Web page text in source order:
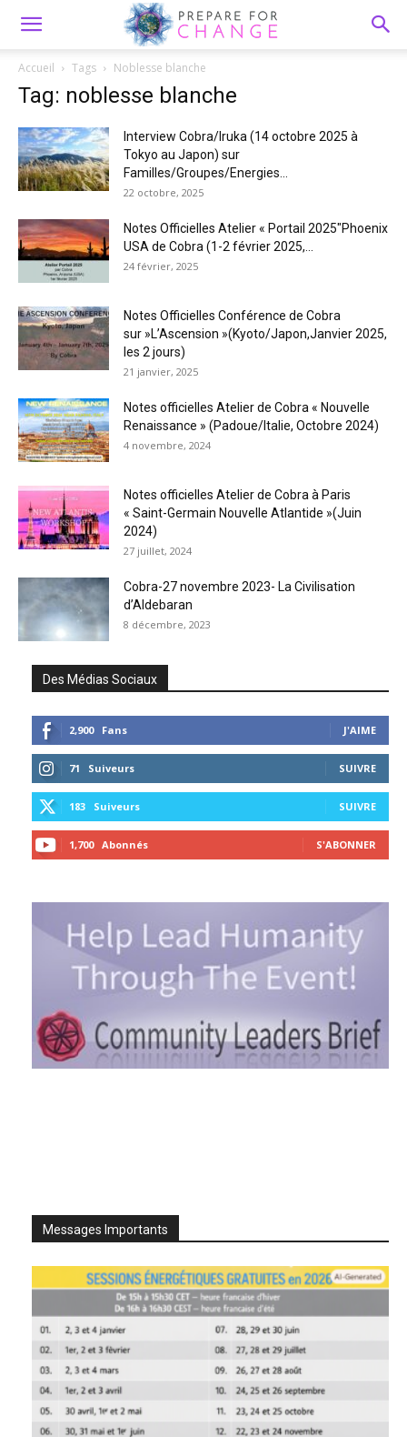
Accueil Tags Noblesse blanche
Tag: noblesse blanche
Interview Cobra/Iruka (14 octobre 2025 à
Tokyo au Japon) sur
Familles/Groupes/Energies...
22 octobre, 2025
Notes Officielles Atelier « Portail 2025″Phoenix
USA de Cobra (1-2 février 2025,...
24 février, 2025
Notes Officielles Conférence de Cobra
sur »L’Ascension »(Kyoto/Japon,Janvier 2025,
les 2 jours)
21 janvier, 2025
Notes officielles Atelier de Cobra « Nouvelle
Renaissance » (Padoue/Italie, Octobre 2024)
4 novembre, 2024
Notes officielles Atelier de Cobra à Paris
« Saint-Germain Nouvelle Atlantide »(Juin
2024)
27 juillet, 2024
Cobra-27 novembre 2023- La Civilisation
d’Aldebaran
8 décembre, 2023
Des Médias Sociaux
2,900 Fans J'AIME
71 Suiveurs SUIVRE
183 Suiveurs SUIVRE
1,700 Abonnés S'ABONNER
Messages Importants